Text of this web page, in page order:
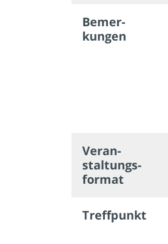
Bemer­
kungen
Veran­
staltungs­
format
Treffpunkt